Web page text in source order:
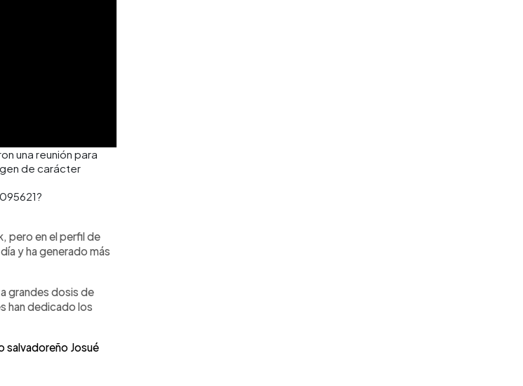
una reunión para
de carácter
pero en el perfil de
y ha generado más
grandes dosis de
han dedicado los
salvadoreño Josué